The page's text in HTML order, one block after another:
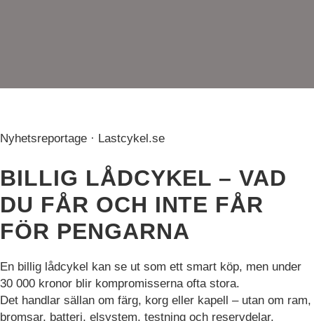
och
Nyhetsreportage · Lastcykel.se
BILLIG LÅDCYKEL – VAD
DU FÅR OCH INTE FÅR
FÖR PENGARNA
En billig lådcykel kan se ut som ett smart köp, men under
30 000 kronor blir kompromisserna ofta stora.
Det handlar sällan om färg, korg eller kapell – utan om ram,
bromsar, batteri, elsystem, testning och reservdelar.
grundläggande
fungerar inte
på det
utan dem.
cookies lagrar
inga personligt
identifierbara
Statistik